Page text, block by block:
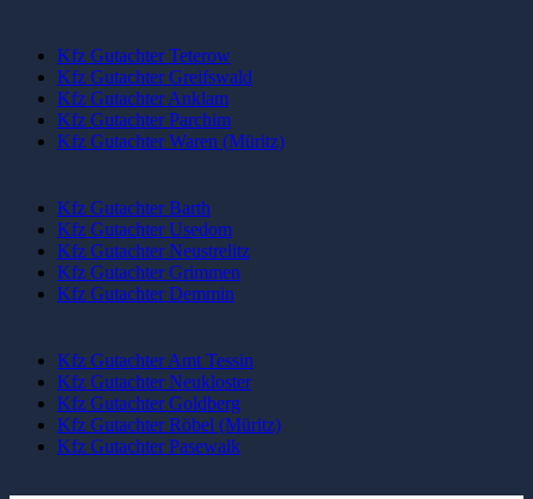
Kfz Gutachter Teterow
Kfz Gutachter Greifswald
Kfz Gutachter Anklam
Kfz Gutachter Parchim
Kfz Gutachter Waren (Müritz)
Kfz Gutachter Barth
Kfz Gutachter Usedom
Kfz Gutachter Neustrelitz
Kfz Gutachter Grimmen
Kfz Gutachter Demmin
Kfz Gutachter Amt Tessin
Kfz Gutachter Neukloster
Kfz Gutachter Goldberg
Kfz Gutachter Röbel (Müritz)
Kfz Gutachter Pasewalk